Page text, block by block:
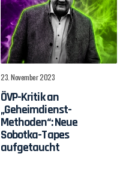
23. November 2023
ÖVP-Kritik an
„Geheimdienst-
Methoden“: Neue
Sobotka-Tapes
aufgetaucht